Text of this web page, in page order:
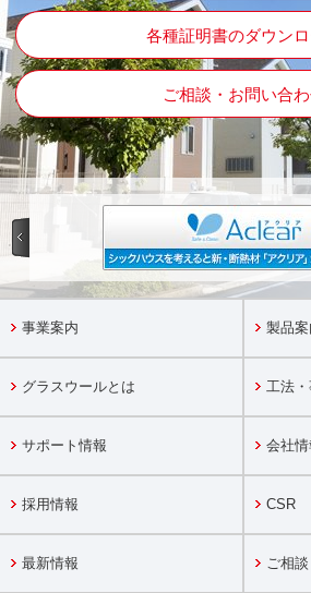
各種証明書のダウン
ご相談・お問い合
事業案内 製品案
グラスウールとは 工法
サポート情報 会社情
採用情報 CSR
最新情報 ご相